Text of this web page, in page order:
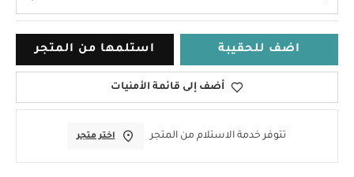
اضف للحقيبة استلمها من المتجر
أضف إلى قائمة الأمنيات
تتوفر خدمة الاستلام من المتجر اختر متجر